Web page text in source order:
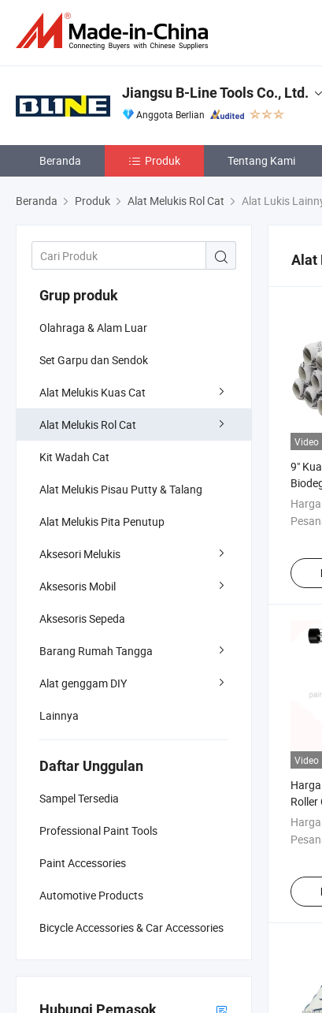
Jiangsu B-Line Tools Co., Ltd.
Anggota Berlian
Beranda Produk Tentang Kami
Beranda Produk Alat Melukis Rol Cat Alat Lukis
Grup produk
Olahraga & Alam Luar
Set Garpu dan Sendok
Alat Melukis Kuas Cat
Alat Melukis Rol Cat
Kit Wadah Cat
Alat Melukis Pisau Putty & Talang
Alat Melukis Pita Penutup
Aksesori Melukis
Aksesoris Mobil
Aksesoris Sepeda
Barang Rumah Tangga
Alat genggam DIY
Lainnya
Daftar Unggulan
Sampel Tersedia
Professional Paint Tools
Paint Accessories
Automotive Products
Bicycle Accessories & Car Accessories
Alat
Video
9"
Video